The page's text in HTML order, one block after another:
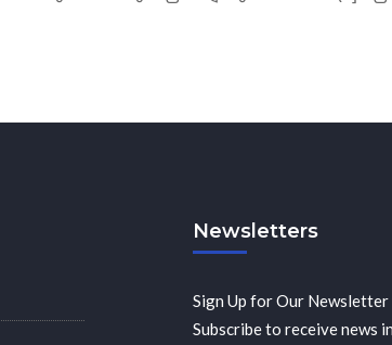
Newsletters
Sign Up for Our
Subscribe to receive news